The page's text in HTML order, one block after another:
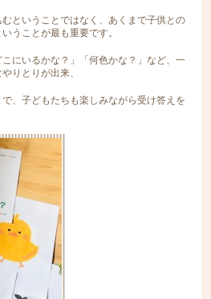
ということではなく、あくまで子供との
うことが最も重要です。
こにいるかな？」「何色かな？」など、一
りとりが出来、
、子どもたちも楽しみながら受け答えを